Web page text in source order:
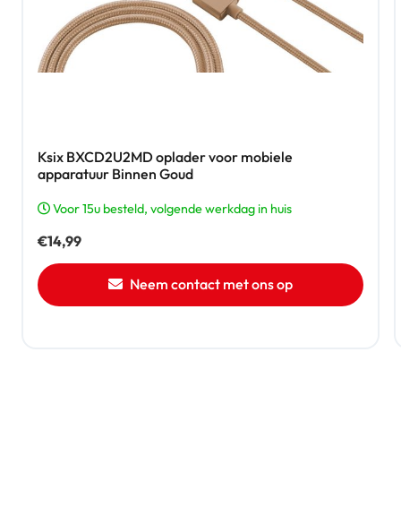
Ksix BXCD2U2MD oplader voor mobiele
apparatuur Binnen Goud
Voor 15u besteld, volgende werkdag in huis
€14,99
Neem contact met ons op